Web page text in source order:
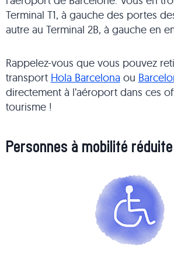
Terminal T1, à gauche des portes
autre au Terminal 2B, à gauche en
Rappelez-vous que vous pouvez
transport Hola Barcelonaou
directement à l’aéroport dans ces
tourisme !
Personnes à mobilité réduite